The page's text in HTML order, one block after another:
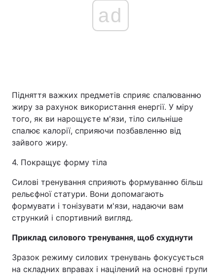
ad
Підняття важких предметів сприяє спалюванню
жиру за рахунок використання енергії. У міру
того, як ви нарощуєте м'язи, тіло сильніше
спалює калорії, сприяючи позбавленню від
зайвого жиру.
4. Покращує форму тіла
Силові тренування сприяють формуванню більш
рельєфної статури. Вони допомагають
формувати і тонізувати м'язи, надаючи вам
стрункий і спортивний вигляд.
Приклад силового тренування, щоб схуднути
Зразок режиму силових тренувань фокусується
на складних вправах і націлений на основні групи